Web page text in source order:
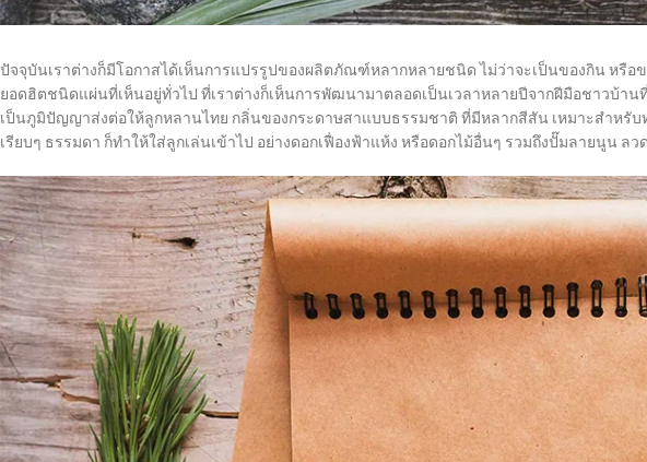
ปัจจุบันเราต่างก็มีโอกาสได้เห็นการแปรรูปของผลิตภัณฑ์หลากหลายชนิด ไม่ว่าจะเป็นของกิน หรือ
ยอดฮิตชนิดแผ่นที่เห็นอยู่ทั่วไป ที่เราต่างก็เห็นการพัฒนามาตลอดเป็นเวลาหลายปีจากฝีมือชาวบ้า
เป็นภูมิปัญญาส่งต่อให้ลูกหลานไทย กลิ่นของกระดาษสาแบบธรรมชาติ ที่มีหลากสีสัน เหมาะสำหรับ
เรียบๆ ธรรมดา ก็ทำให้ใส่ลูกเล่นเข้าไป อย่างดอกเฟื่องฟ้าแห้ง หรือดอกไม้อื่นๆ รวมถึงปั๊มลายนูน ล